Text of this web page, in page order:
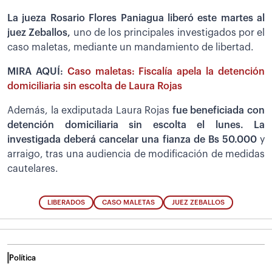
La jueza Rosario Flores Paniagua liberó este martes al
juez Zeballos, uno de los principales investigados por el
caso maletas, mediante un mandamiento de libertad.
MIRA AQUÍ: Caso maletas: Fiscalía apela la detención
domiciliaria sin escolta de Laura Rojas
Además, la exdiputada Laura Rojas fue beneficiada con
detención domiciliaria sin escolta el lunes. La
investigada deberá cancelar una fianza de Bs 50.000 y
arraigo, tras una audiencia de modificación de medidas
cautelares.
LIBERADOS CASO MALETAS JUEZ ZEBALLOS
Política